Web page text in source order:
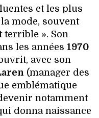
et les plus
mode, souvent
terrible ». Son
les années 1970
avec son
(manager des
emblématique
notamment
donna naissance